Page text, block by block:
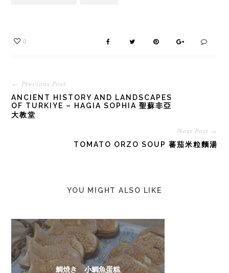
0
← Previous Post
ANCIENT HISTORY AND LANDSCAPES
OF TURKIYE – HAGIA SOPHIA 聖蘇非亞
大教堂
Next Post →
TOMATO ORZO SOUP 蕃茄米粒麵湯
YOU MIGHT ALSO LIKE
鯛焼き 小鯛魚蛋糕